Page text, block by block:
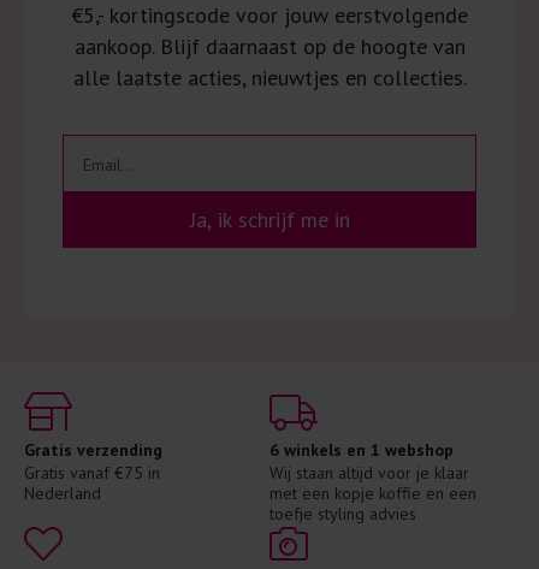
€5,- kortingscode voor jouw eerstvolgende
aankoop. Blijf daarnaast op de hoogte van
alle laatste acties, nieuwtjes en collecties.
Ja, ik schrijf me in
Gratis verzending
Gratis vanaf €75 in
Nederland
6 winkels en 1 webshop
Wij staan altijd voor je klaar
met een kopje koffie en een
toefje styling advies